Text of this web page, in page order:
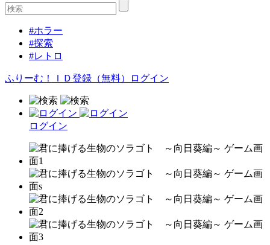
#ホラー
#探索
#レトロ
ふりーむ！ＩＤ登録（無料） ログイン
ログイン